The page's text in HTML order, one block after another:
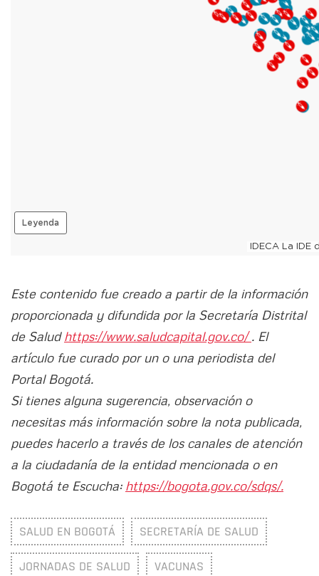
Este contenido fue creado a partir de la información
proporcionada y difundida por la Secretaría Distrital
de Saludhttps://www.saludcapital.gov.co/. El
artículo fue curado por un o una periodista del
Portal Bogotá.
Si tienes alguna sugerencia, observación o
necesitas más información sobre la nota publicada,
puedes hacerlo a través de los canales de atención
a la ciudadanía de la entidad mencionada o en
Bogotá te Escucha: https://bogota.gov.co/sdqs/.
SALUD EN BOGOTÁ SECRETARÍA DE SALUD
JORNADAS DE SALUD VACUNAS